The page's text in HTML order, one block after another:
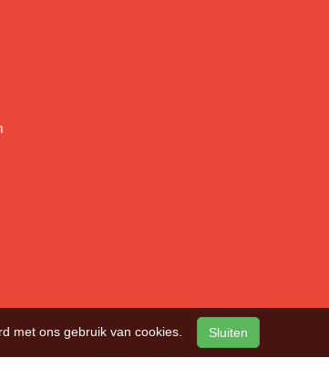
met ons gebruik van cookies. Sluiten